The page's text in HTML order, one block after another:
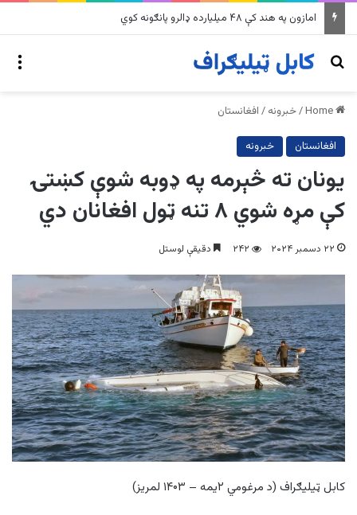
په وینزویلا کې زورورو زلزلو پراخ زیانونه اړولي
Search for
/خبرونه / افغانستان
افغانستان خبرونه
يونان ته څېرمه په ډوبه شوې کښتۍ
کې مړه شوي ۸ تنه ټول افغانان دي
۲۲ دسمبر ۲۰۲۴ ۲۴۲ دقیقې لوستل
کابل ټيليګراف (د مرغومي ۲يمه – ۱۴۰۳ لمريز)